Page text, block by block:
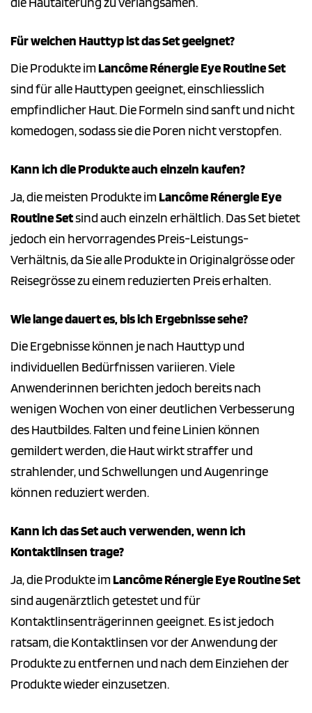
Für welchen Hauttyp ist das Set geeignet?
Die Produkte imLancôme Rénergie Eye Routine Set
sind für alle Hauttypen geeignet, einschliesslich
empfindlicher Haut. Die Formeln sind sanft und nicht
komedogen, sodass sie die Poren nicht verstopfen.
Kann ich die Produkte auch einzeln kaufen?
Ja, die meisten Produkte imLancôme Rénergie Eye
Routine Setsind auch einzeln erhältlich. Das Set bietet
jedoch ein hervorragendes Preis-Leistungs-
Verhältnis, da Sie alle Produkte in Originalgrösse oder
Reisegrösse zu einem reduzierten Preis erhalten.
Wie lange dauert es, bis ich Ergebnisse sehe?
Die Ergebnisse können je nach Hauttyp und
individuellen Bedürfnissen variieren. Viele
Anwenderinnen berichten jedoch bereits nach
wenigen Wochen von einer deutlichen Verbesserung
des Hautbildes. Falten und feine Linien können
gemildert werden, die Haut wirkt straffer und
strahlender, und Schwellungen und Augenringe
können reduziert werden.
Kann ich das Set auch verwenden, wenn ich
Kontaktlinsen trage?
Ja, die Produkte imLancôme Rénergie Eye Routine Set
sind augenärztlich getestet und für
Kontaktlinsenträgerinnen geeignet. Es ist jedoch
ratsam, die Kontaktlinsen vor der Anwendung der
Produkte zu entfernen und nach dem Einziehen der
Produkte wieder einzusetzen.